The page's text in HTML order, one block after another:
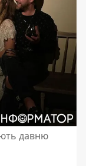
давню